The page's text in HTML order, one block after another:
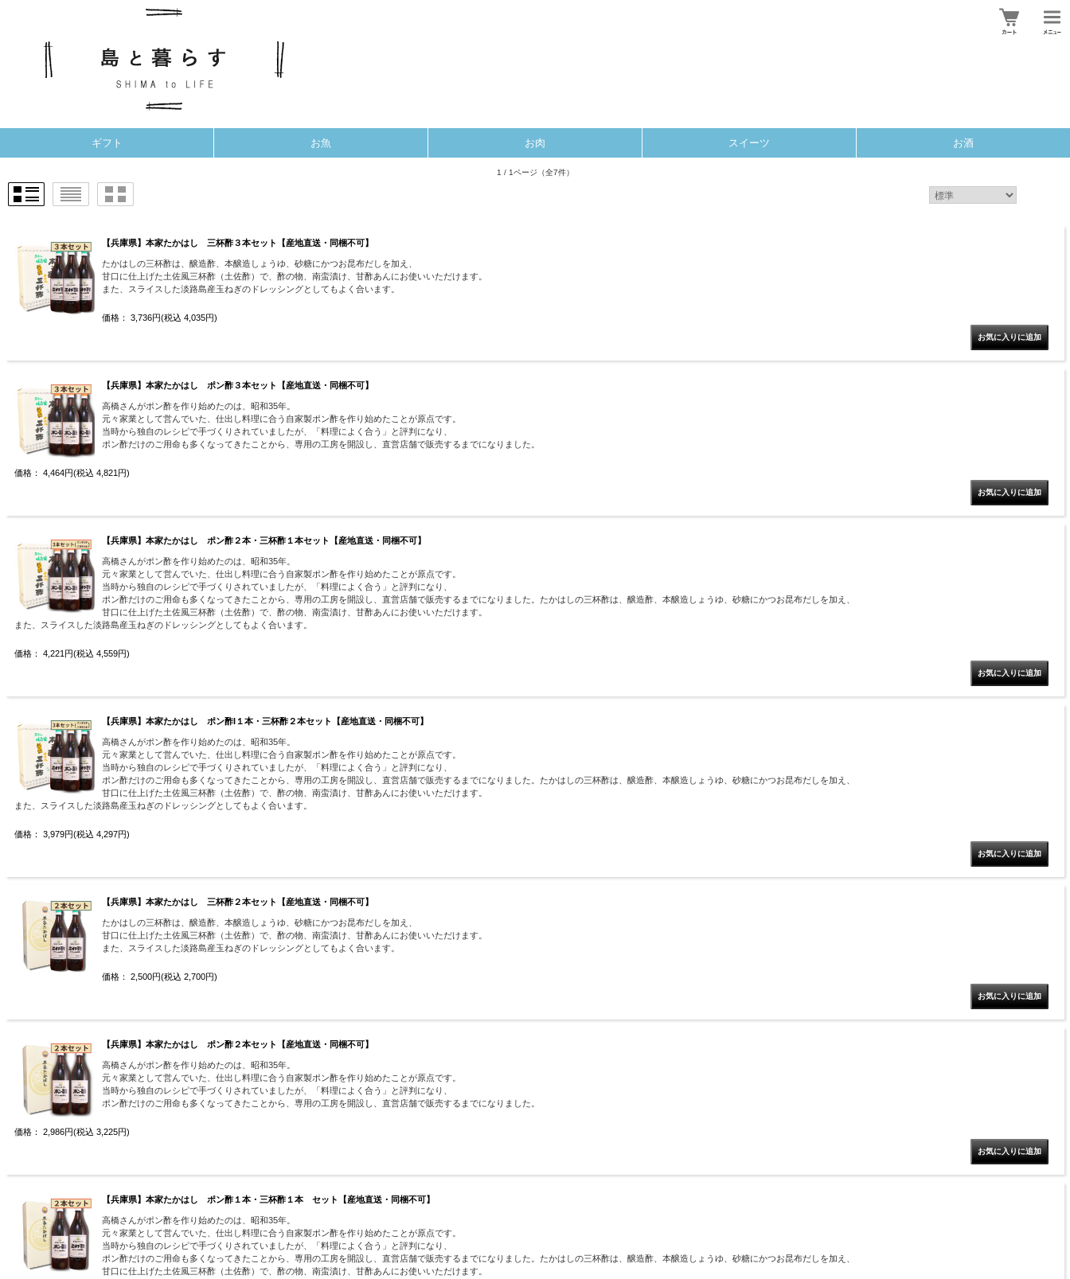
ギフト お魚 お肉 スイーツ お酒
1 / 1ページ （全7件）
【兵庫県】本家たかはし 三杯酢３本セット【産地直送・同梱不可】
たかはしの三杯酢は、醸造酢、本醸造しょうゆ、砂糖にかつお昆布だしを加え、
甘口に仕上げた土佐風三杯酢（土佐酢）で、酢の物、南蛮漬け、甘酢あんにお使いいただけます。
また、スライスした淡路島産玉ねぎのドレッシングとしてもよく合います。
価格： 3,736円(税込 4,035円)
【兵庫県】本家たかはし ポン酢３本セット【産地直送・同梱不可】
高橋さんがポン酢を作り始めたのは、昭和35年。
元々家業として営んでいた、仕出し料理に合う自家製ポン酢を作り始めたことが原点です。
当時から独自のレシピで手づくりされていましたが、「料理によく合う」と評判になり、
ポン酢だけのご用命も多くなってきたことから、専用の工房を開設し、直営店舗で販売するまでになりました。
価格： 4,464円(税込 4,821円)
【兵庫県】本家たかはし ポン酢２本・三杯酢１本セット【産地直送・同梱不可】
高橋さんがポン酢を作り始めたのは、昭和35年。
元々家業として営んでいた、仕出し料理に合う自家製ポン酢を作り始めたことが原点です。
当時から独自のレシピで手づくりされていましたが、「料理によく合う」と評判になり、
ポン酢だけのご用命も多くなってきたことから、専用の工房を開設し、直営店舗で販売するまでになりました。たかはしの三杯酢は、醸造酢、本醸造しょうゆ、砂糖にかつお昆布だしを加え、
甘口に仕上げた土佐風三杯酢（土佐酢）で、酢の物、南蛮漬け、甘酢あんにお使いいただけます。
また、スライスした淡路島産玉ねぎのドレッシングとしてもよく合います。
価格： 4,221円(税込 4,559円)
【兵庫県】本家たかはし ポン酢l１本・三杯酢２本セット【産地直送・同梱不可】
高橋さんがポン酢を作り始めたのは、昭和35年。
元々家業として営んでいた、仕出し料理に合う自家製ポン酢を作り始めたことが原点です。
当時から独自のレシピで手づくりされていましたが、「料理によく合う」と評判になり、
ポン酢だけのご用命も多くなってきたことから、専用の工房を開設し、直営店舗で販売するまでになりました。たかはしの三杯酢は、醸造酢、本醸造しょうゆ、砂糖にかつお昆布だしを加え、
甘口に仕上げた土佐風三杯酢（土佐酢）で、酢の物、南蛮漬け、甘酢あんにお使いいただけます。
また、スライスした淡路島産玉ねぎのドレッシングとしてもよく合います。
価格： 3,979円(税込 4,297円)
【兵庫県】本家たかはし 三杯酢２本セット【産地直送・同梱不可】
たかはしの三杯酢は、醸造酢、本醸造しょうゆ、砂糖にかつお昆布だしを加え、
甘口に仕上げた土佐風三杯酢（土佐酢）で、酢の物、南蛮漬け、甘酢あんにお使いいただけます。
また、スライスした淡路島産玉ねぎのドレッシングとしてもよく合います。
価格： 2,500円(税込 2,700円)
【兵庫県】本家たかはし ポン酢２本セット【産地直送・同梱不可】
高橋さんがポン酢を作り始めたのは、昭和35年。
元々家業として営んでいた、仕出し料理に合う自家製ポン酢を作り始めたことが原点です。
当時から独自のレシピで手づくりされていましたが、「料理によく合う」と評判になり、
ポン酢だけのご用命も多くなってきたことから、専用の工房を開設し、直営店舗で販売するまでになりました。
価格： 2,986円(税込 3,225円)
【兵庫県】本家たかはし ポン酢１本・三杯酢１本 セット【産地直送・同梱不可】
高橋さんがポン酢を作り始めたのは、昭和35年。
元々家業として営んでいた、仕出し料理に合う自家製ポン酢を作り始めたことが原点です。
当時から独自のレシピで手づくりされていましたが、「料理によく合う」と評判になり、
ポン酢だけのご用命も多くなってきたことから、専用の工房を開設し、直営店舗で販売するまでになりました。たかはしの三杯酢は、醸造酢、本醸造しょうゆ、砂糖にかつお昆布だしを加え、
甘口に仕上げた土佐風三杯酢（土佐酢）で、酢の物、南蛮漬け、甘酢あんにお使いいただけます。